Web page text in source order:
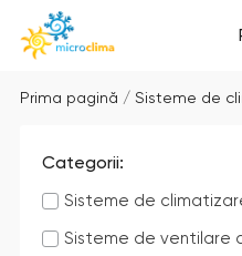
Prima pagină / Sisteme de
Categorii:
Sisteme de
Sisteme de ventilare